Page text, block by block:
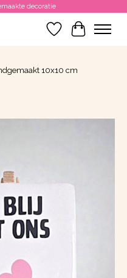
decoratie
Verlanglijst
10x10 cm